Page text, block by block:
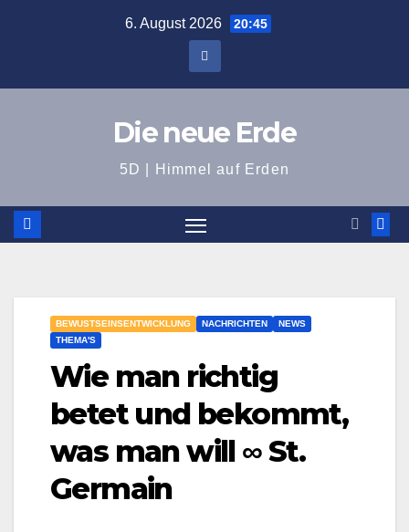
6. August 2026 20:45
Die neue Erde
5D | Himmel auf Erden
BEWUSTSEINSENTWICKLUNG NACHRICHTEN
NEWS
THEMA'S
Wie man richtig
betet und bekommt,
was man will ∞ St.
Germain